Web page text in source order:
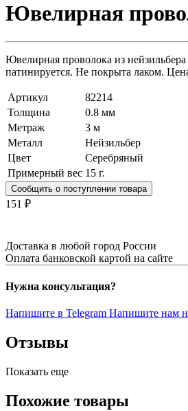
Ювелирная
Ювелирная проволока из
патинируется. Не покрыта лаком.
Артикул
82214
Толщина
0.8 мм
Метраж
3 м
Металл
Нейзильбер
Цвет
Серебряный
Примерный вес 15 г.
Сообщить о поступлении товара
151 ₽
Доставка в любой город России
Оплата банковской картой на сайте
Нужна консультация?
Напишите в Telegram Напишите нам
Отзывы
Показать еще
Похожие товары